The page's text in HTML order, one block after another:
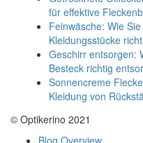
für effektive
Feinwäsche: Wie
Kleidungsstücke
Geschirr entsorgen:
Besteck richtig
Sonnencreme
Kleidung von
© Optikerino 2021
Blog Overview